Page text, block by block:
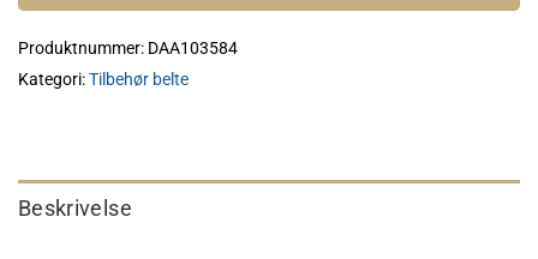
Produktnummer: DAA103584
Kategori:Tilbehør belte
Beskrivelse